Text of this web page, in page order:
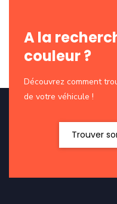
A la
couleur ?
Découvrez comment
de votre véhicule !
Trouver